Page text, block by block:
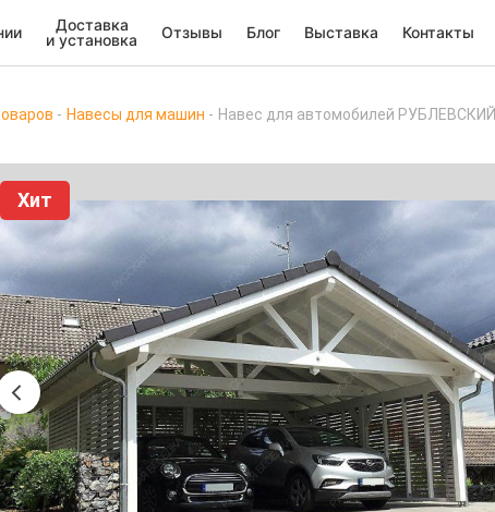
Доставка
и установка
Отзывы Блог Выставка Контакты
Навесы для машин Навес для автомобилей РУБЛЕВСКИЙ
Хит